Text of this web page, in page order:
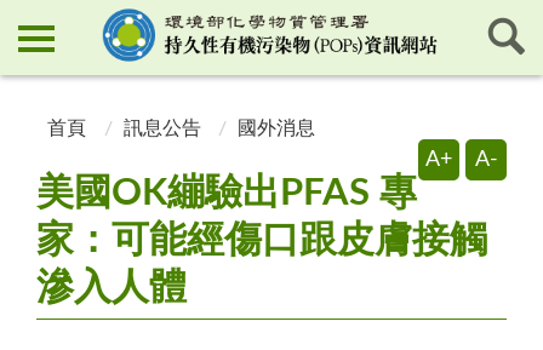
首頁 訊息公告 國外消息
A+ A-
美國OK繃驗出PFAS 專
家：可能經傷口跟皮膚接觸
滲入人體